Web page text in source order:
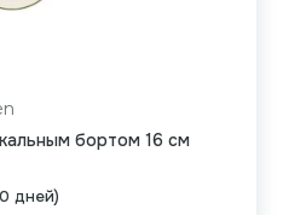
дней)
бортом 16 см